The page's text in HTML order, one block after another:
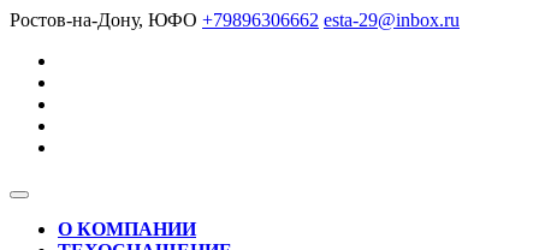
Перейти
содержимому
Ростов-на-Дону, ЮФО +79896306662 esta-29@inbox.ru
Кнопка
ОткрытьО КОМПАНИИ